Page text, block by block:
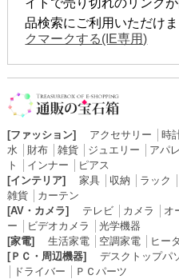
品検索にご利用いただけ
クマークする(IE専用)
[ファッション] アクセサリー 時
水
財布│ 雑貨│ ジュエリー アパ
ト
インナー
ピアス
[インテリア]
家具│ 収納 ラック
雑貨│ カーテン
[AV・カメラ]
テレビ│ カメラ オ
ー
ビデオカメラ
光学機器
[家電]
生活家電│ 空調家電│ ヒー
[ＰＣ・周辺機器]
デスクトップパ
ドライバー ＰＣパーツ